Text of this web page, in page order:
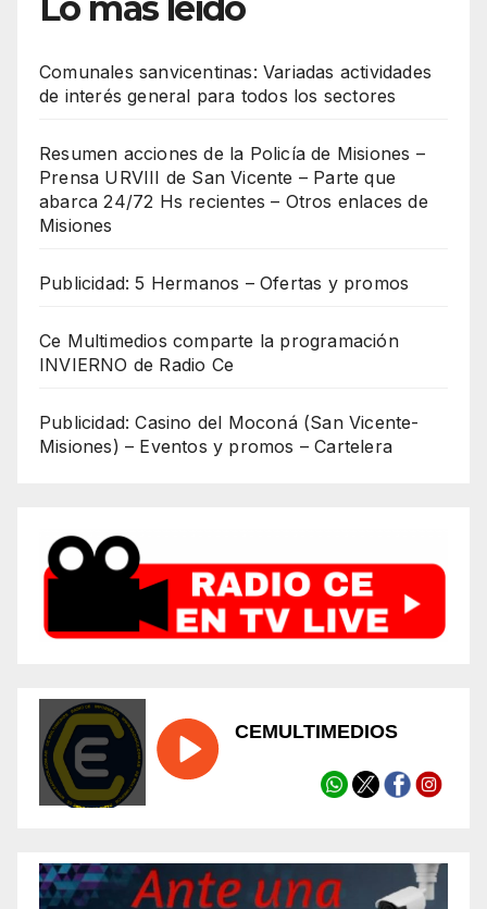
Comunales sanvicentinas: Variadas actividades
de interés general para todos los sectores
Resumen acciones de la Policía de Misiones –
Prensa URVIII de San Vicente – Parte que
abarca 24/72 Hs recientes – Otros enlaces de
Misiones
Publicidad: 5 Hermanos – Ofertas y promos
Ce Multimedios comparte la programación
INVIERNO de Radio Ce
Publicidad: Casino del Moconá (San Vicente-
Misiones) – Eventos y promos – Cartelera